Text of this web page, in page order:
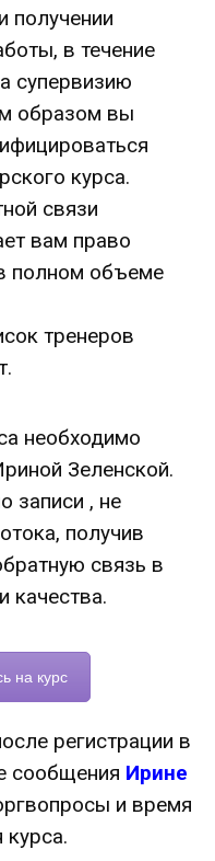
получении
в течение
супервизию
образом вы
курса.
связи
вам право
полном объеме
тренеров
необходимо
Зеленской.
записи , не
получив
связь в
качества.
на курс
регистрации в
сообщения Ирине
и время